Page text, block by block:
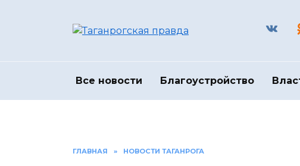
Все новости Благоустройство
ГЛАВНАЯ » НОВОСТИ ТАГАНРОГА